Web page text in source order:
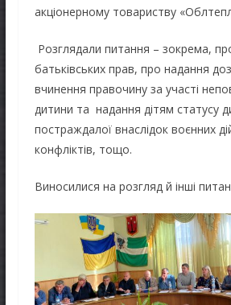
акціонерному товариству
Розглядали питання – зокрема,
батьківських прав, про надання
вчинення правочину за участі
дитини та надання дітям статусу
постраждалої внаслідок воєнних
конфліктів, тощо.
Виносилися на розгляд й інші